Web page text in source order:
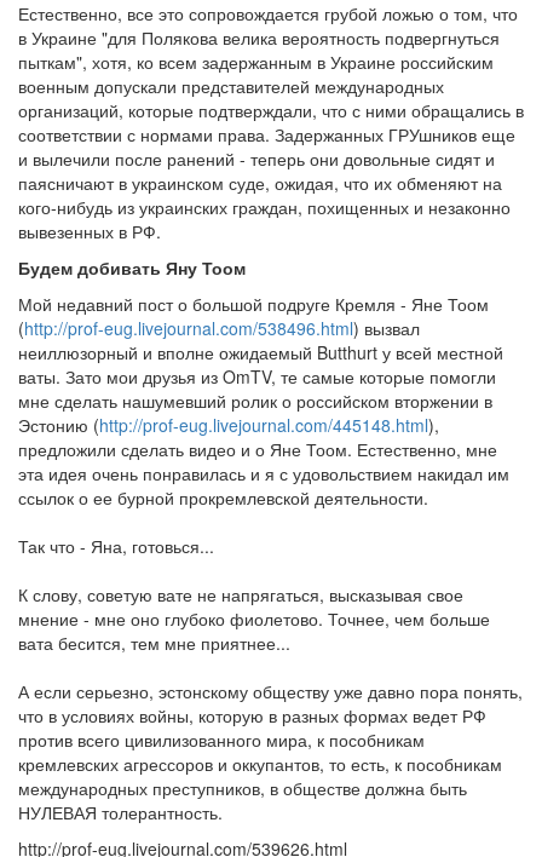
Естественно, все это сопровождается грубой ложью о том, что
в Украине "для Полякова велика вероятность подвергнуться
пыткам", хотя, ко всем задержанным в Украине российским
военным допускали представителей международных
организаций, которые подтверждали, что с ними обращались в
соответствии с нормами права. Задержанных ГРУшников еще
и вылечили после ранений - теперь они довольные сидят и
паясничают в украинском суде, ожидая, что их обменяют на
кого-нибудь из украинских граждан, похищенных и незаконно
вывезенных в РФ.
Будем добивать Яну Тоом
Мой недавний пост о большой подруге Кремля - Яне Тоом
(http://prof-eug.livejournal.com/538496.html) вызвал
неиллюзорный и вполне ожидаемый Butthurt у всей местной
ваты. Зато мои друзья из OmTV, те самые которые помогли
мне сделать нашумевший ролик о российском вторжении в
Эстонию (http://prof-eug.livejournal.com/445148.html),
предложили сделать видео и о Яне Тоом. Естественно, мне
эта идея очень понравилась и я с удовольствием накидал им
ссылок о ее бурной прокремлевской деятельности.
Так что - Яна, готовься...
К слову, советую вате не напрягаться, высказывая свое
мнение - мне оно глубоко фиолетово. Точнее, чем больше
вата бесится, тем мне приятнее...
А если серьезно, эстонскому обществу уже давно пора понять,
что в условиях войны, которую в разных формах ведет РФ
против всего цивилизованного мира, к пособникам
кремлевских агрессоров и оккупантов, то есть, к пособникам
международных преступников, в обществе должна быть
НУЛЕВАЯ толерантность.
http://prof-eug.livejournal.com/539626.html